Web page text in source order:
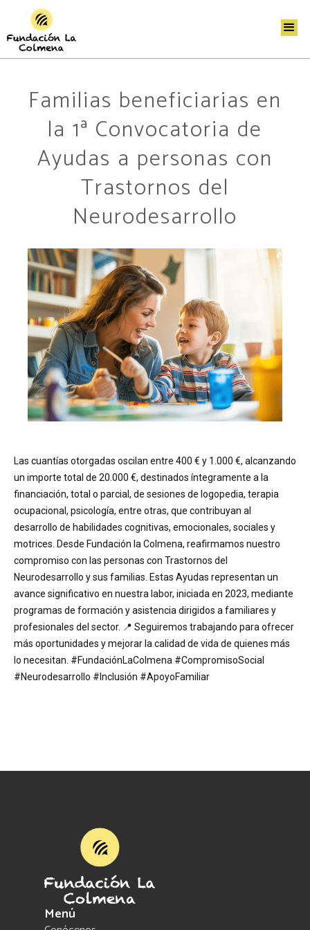
Familias beneficiarias en
la 1ª Convocatoria de
Ayudas a personas con
Trastornos del
Neurodesarrollo
Las cuantías otorgadas oscilan entre 400 € y 1.000 €, alcanzando
un importe total de 20.000 €, destinados íntegramente a la
financiación, total o parcial, de sesiones de logopedia, terapia
ocupacional, psicología, entre otras, que contribuyan al
desarrollo de habilidades cognitivas, emocionales, sociales y
motrices. Desde Fundación la Colmena, reafirmamos nuestro
compromiso con las personas con Trastornos del
Neurodesarrollo y sus familias. Estas Ayudas representan un
avance significativo en nuestra labor, iniciada en 2023, mediante
programas de formación y asistencia dirigidos a familiares y
profesionales del sector. 📍 Seguiremos trabajando para ofrecer
más oportunidades y mejorar la calidad de vida de quienes más
lo necesitan. #FundaciónLaColmena #CompromisoSocial
#Neurodesarrollo #Inclusión #ApoyoFamiliar
Menú